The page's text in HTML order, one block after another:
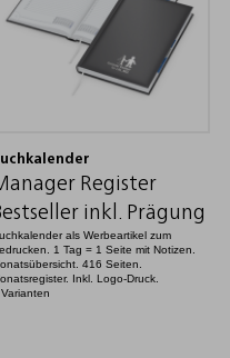
Register
inkl. Prägung
als Werbeartikel zum
1 Tag = 1 Seite mit Notizen.
416 Seiten.
Inkl. Logo-Druck.